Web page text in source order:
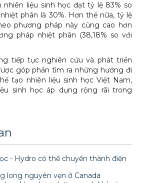
nhiên liệu sinh học đạt tỷ lệ 83% so
phân là 30%. Hơn thế nữa, tỷ lệ
phương pháp này cũng cao hơn
pháp nhiệt phân (38,18% so với
tiếp tục nghiên cứu và phát triển
góp phần tìm ra những hướng đi
tạo nhiên liệu sinh học Việt Nam,
sinh học áp dụng rộng rãi trong
- Hydro có thể chuyển thành điện
long nguyên vẹn ở Canada